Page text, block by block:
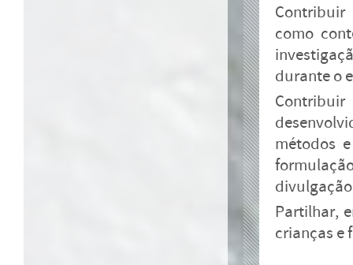
como
durante o
métodos
Partilhar,
crianças e